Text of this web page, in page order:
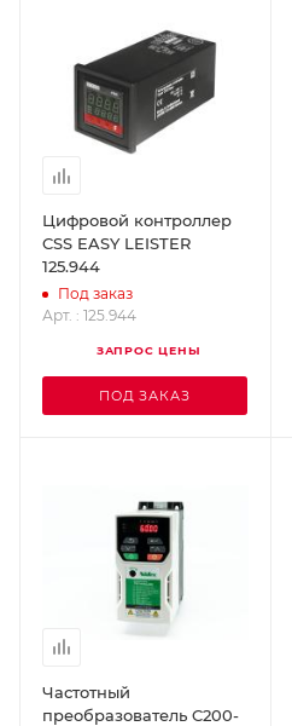
Цифровой контроллер
CSS EASY LEISTER
125.944
Под заказ
Арт. : 125.944
ЗАПРОС ЦЕНЫ
ПОД ЗАКАЗ
Частотный
преобразователь C200-